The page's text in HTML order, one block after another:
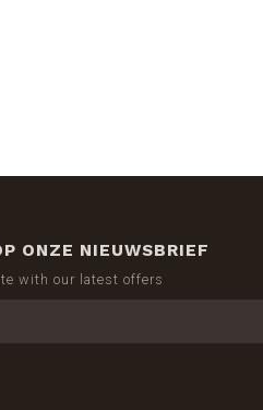
ONZE NIEUWSBRIEF
with our latest offers